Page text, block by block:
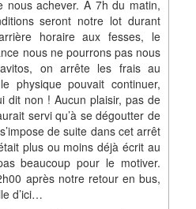
nous achever. A 7h du matin,
seront notre lot durant
horaire aux fesses, le
nous ne pourrons pas nous
on arrête les frais au
physique pouvait continuer,
dit non ! Aucun plaisir, pas de
servi qu’à se dégoutter de
de suite dans cet arrêt
plus ou moins déjà écrit au
beaucoup pour le motiver.
après notre retour en bus,
d’ici…